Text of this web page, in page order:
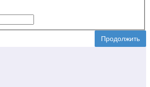
Продолжить